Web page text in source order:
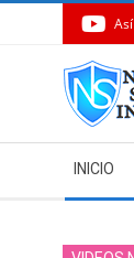
Navigation
Menu
INICIO